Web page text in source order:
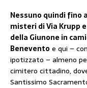
Nessuno quindi fino
misteri di Via Krupp
della Giunone in
Benevento e qui –
ipotizzato – almeno
cimitero cittadino,
Santissimo